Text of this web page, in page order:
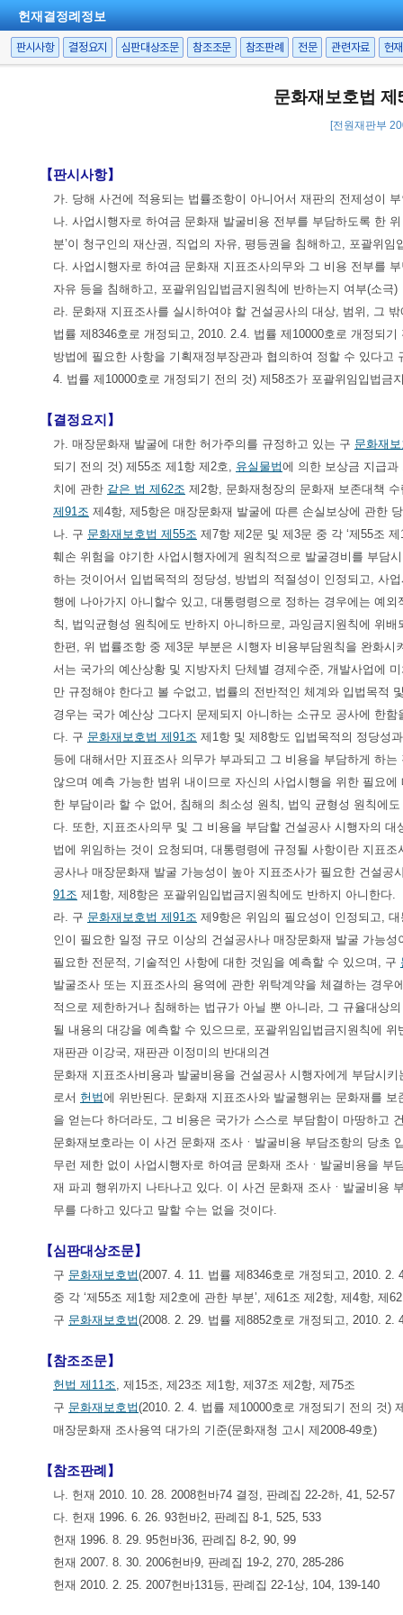
헌재결정례정보
판시사항 결정요지 심판대상조문 참조조문 참조판례 전문 관련자료 헌
문화재보호법
[전원재판부
【판시사항】
가. 당해 사건에 적용되는 법률조항이 아니어서 재판의 전제성이
나. 사업시행자로 하여금 문화재 발굴비용 전부를 부담하도록 한
분’이 청구인의 재산권, 직업의 자유, 평등권을 침해하고, 포괄위임
다. 사업시행자로 하여금 문화재 지표조사의무와 그 비용 전부를
자유 등을 침해하고, 포괄위임입법금지원칙에 반하는지 여부(소극)
라. 문화재 지표조사를 실시하여야 할 건설공사의 대상, 범위, 그
법률 제8346호로 개정되고, 2010. 2.4. 법률 제10000호로 개정되
방법에 필요한 사항을 기획재정부장관과 협의하여 정할 수 있다고
4. 법률 제10000호로 개정되기 전의 것) 제58조가 포괄위임입법금
【결정요지】
가. 매장문화재 발굴에 대한 허가주의를 규정하고 있는 구 문화재
되기 전의 것) 제55조 제1항 제2호, 유실물법에 의한 보상금 지급
치에 관한 같은 법 제62조 제2항, 문화재청장의 문화재 보존대책
제91조 제4항, 제5항은 매장문화재 발굴에 따른 손실보상에 관한
나. 구 문화재보호법 제55조 제7항 제2문 및 제3문 중 각 ‘제55조
훼손 위험을 야기한 사업시행자에게 원칙적으로 발굴경비를 부담
하는 것이어서 입법목적의 정당성, 방법의 적절성이 인정되고, 사
행에 나아가지 아니할수 있고, 대통령령으로 정하는 경우에는 예
칙, 법익균형성 원칙에도 반하지 아니하므로, 과잉금지원칙에 위배
한편, 위 법률조항 중 제3문 부분은 시행자 비용부담원칙을 완화
서는 국가의 예산상황 및 지방자치 단체별 경제수준, 개발사업에
만 규정해야 한다고 볼 수없고, 법률의 전반적인 체계와 입법목적
경우는 국가 예산상 그다지 문제되지 아니하는 소규모 공사에 한
다. 구 문화재보호법 제91조 제1항 및 제8항도 입법목적의 정당성
등에 대해서만 지표조사 의무가 부과되고 그 비용을 부담하게 하
않으며 예측 가능한 범위 내이므로 자신의 사업시행을 위한 필요
한 부담이라 할 수 없어, 침해의 최소성 원칙, 법익 균형성 원칙에
다. 또한, 지표조사의무 및 그 비용을 부담할 건설공사 시행자의
법에 위임하는 것이 요청되며, 대통령령에 규정될 사항이란 지표
공사나 매장문화재 발굴 가능성이 높아 지표조사가 필요한 건설
91조 제1항, 제8항은 포괄위임입법금지원칙에도 반하지 아니한다.
라. 구 문화재보호법 제91조 제9항은 위임의 필요성이 인정되고,
인이 필요한 일정 규모 이상의 건설공사나 매장문화재 발굴 가능
필요한 전문적, 기술적인 사항에 대한 것임을 예측할 수 있으며, 구
발굴조사 또는 지표조사의 용역에 관한 위탁계약을 체결하는 경
적으로 제한하거나 침해하는 법규가 아닐 뿐 아니라, 그 규율대상
될 내용의 대강을 예측할 수 있으므로, 포괄위임입법금지원칙에 위
재판관 이강국, 재판관 이정미의 반대의견
문화재 지표조사비용과 발굴비용을 건설공사 시행자에게 부담시
로서 헌법에 위반된다. 문화재 지표조사와 발굴행위는 문화재를
을 얻는다 하더라도, 그 비용은 국가가 스스로 부담함이 마땅하고
문화재보호라는 이 사건 문화재 조사ㆍ발굴비용 부담조항의 당초
무런 제한 없이 사업시행자로 하여금 문화재 조사ㆍ발굴비용을
재 파괴 행위까지 나타나고 있다. 이 사건 문화재 조사ㆍ발굴비용
무를 다하고 있다고 말할 수는 없을 것이다.
【심판대상조문】
구 문화재보호법(2007. 4. 11. 법률 제8346호로 개정되고, 2010.
중 각 ‘제55조 제1항 제2호에 관한 부분’, 제61조 제2항, 제4항, 제
구 문화재보호법(2008. 2. 29. 법률 제8852호로 개정되고, 2010. 2.
【참조조문】
헌법 제11조, 제15조, 제23조 제1항, 제37조 제2항, 제75조
구 문화재보호법(2010. 2. 4. 법률 제10000호로 개정되기 전의 것)
매장문화재 조사용역 대가의 기준(문화재청 고시 제2008-49호)
【참조판례】
나. 헌재 2010. 10. 28. 2008헌바74 결정, 판례집 22-2하, 41, 52-57
다. 헌재 1996. 6. 26. 93헌바2, 판례집 8-1, 525, 533
헌재 1996. 8. 29. 95헌바36, 판례집 8-2, 90, 99
헌재 2007. 8. 30. 2006헌바9, 판례집 19-2, 270, 285-286
헌재 2010. 2. 25. 2007헌바131등, 판례집 22-1상, 104, 139-140